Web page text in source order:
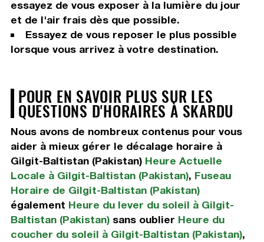
essayez de vous exposer à la lumière du jour
et de l'air frais dès que possible.
Essayez de vous reposer le plus possible
lorsque vous arrivez à votre destination.
POUR EN SAVOIR PLUS SUR LES
QUESTIONS D'HORAIRES À SKARDU
Nous avons de nombreux contenus pour vous
aider à mieux gérer le décalage horaire à
Gilgit-Baltistan (Pakistan) Heure Actuelle
Locale à Gilgit-Baltistan (Pakistan), Fuseau
Horaire de Gilgit-Baltistan (Pakistan)
également Heure du lever du soleil à Gilgit-
Baltistan (Pakistan)sans oublier Heure du
coucher du soleil à Gilgit-Baltistan (Pakistan),